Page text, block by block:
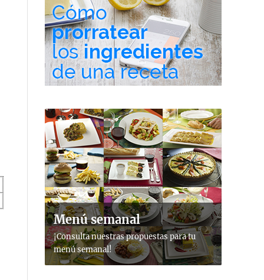
Menú semanal
¡Consulta nuestras propuestas para tu
menú semanal!